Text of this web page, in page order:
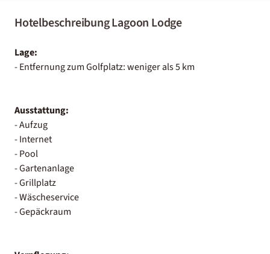
Hotelbeschreibung Lagoon Lodge
Lage:
- Entfernung zum Golfplatz: weniger als 5 km
Ausstattung:
- Aufzug
- Internet
- Pool
- Gartenanlage
- Grillplatz
- Wäscheservice
- Gepäckraum